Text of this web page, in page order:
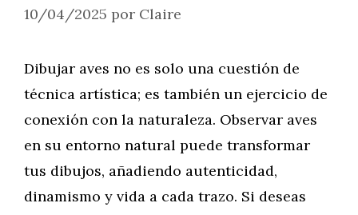
10/04/2025 por Claire
Dibujar aves no es solo una cuestión de
técnica artística; es también un ejercicio de
conexión con la naturaleza. Observar aves
en su entorno natural puede transformar
tus dibujos, añadiendo autenticidad,
dinamismo y vida a cada trazo. Si deseas